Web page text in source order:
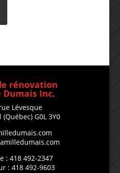
rénovation
Dumais Inc.
Lévesque
(Québec) G0L 3Y0
: 418 492-2347
: 418 492-9603